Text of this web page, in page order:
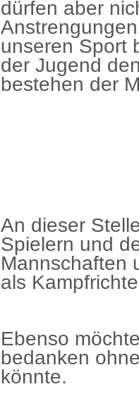
dürfen aber
unseren Sport
der Jugend
bestehen der
An dieser
Spielern und
Mannschaften
als
Ebenso
bedanken
könnte.